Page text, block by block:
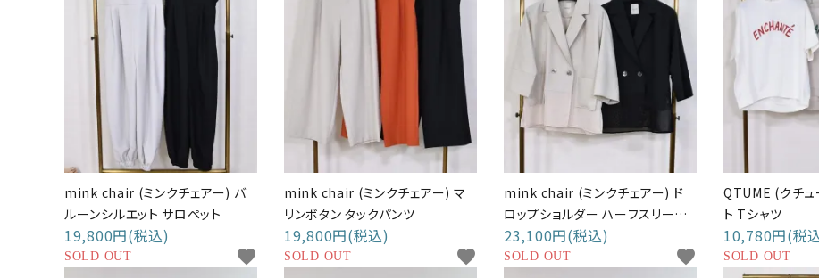
mink chair (ミンクチェアー) バ
ルーンシルエット サロペット
19,800円(税込)
SOLD OUT favorite
mink chair (ミンクチェアー) マ
リンボタン タックパンツ
19,800円(税込)
SOLD OUT favorite
mink chair (ミンクチェアー) ド
ロップショルダー ハーフスリーブ
ジャケット
23,100円(税込)
SOLD OUT favorite
QTUME (クチュ
ト Tシャツ
10,780円(税
SOLD OUT